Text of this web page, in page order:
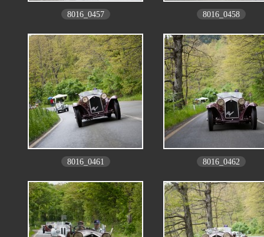
8016_0457 8016_0458
8016_0461 8016_0462